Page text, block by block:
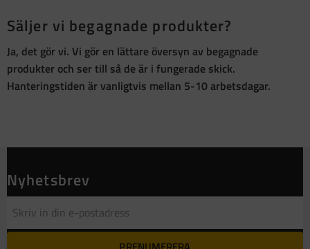
Säljer vi begagnade produkter?
Ja, det gör vi. Vi gör en lättare översyn av begagnade
produkter och ser till så de är i fungerade skick.
Hanteringstiden är vanligtvis mellan 5-10 arbetsdagar.
Nyhetsbrev